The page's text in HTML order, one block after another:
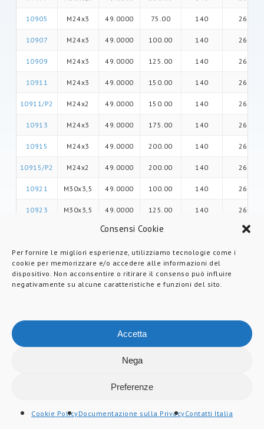
Consensi Cookie
Per fornire le migliori esperienze, utilizziamo tecnologie come i
cookie per memorizzare e/o accedere alle informazioni del
dispositivo. Non acconsentire o ritirare il consenso può influire
negativamente su alcune caratteristiche e funzioni del sito.
Accetta
Nega
Preferenze
Cookie PolicyDocumentazione sulla PrivacyContatti Italia
10905 M24x3 49.0000 75.00 140 26
10907 M24x3 49.0000 100.00 140 26
10909 M24x3 49.0000 125.00 140 26
10911 M24x3 49.0000 150.00 140 26
10911/P2 M24x2 49.0000 150.00 140 26
10913 M24x3 49.0000 175.00 140 26
10915 M24x3 49.0000 200.00 140 26
10915/P2 M24x2 49.0000 200.00 140 26
10921 M30x3,5 49.0000 100.00 140 26
10923 M30x3,5 49.0000 125.00 140 26
49.0000 150.00 26
10925/P2 M30x2 49.0000 150.00 140
10927 M30x3,5 49.0000 175.00 140
49.0000
49.0000